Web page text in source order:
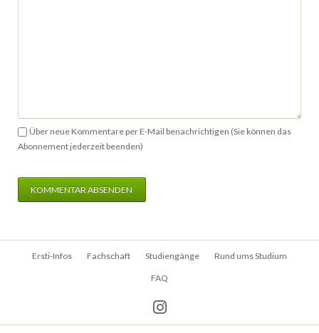
Über neue Kommentare per E-Mail benachrichtigen (Sie können das
Abonnement jederzeit beenden)
KOMMENTAR ABSENDEN
Navigation
Ersti-Infos Fachschaft Studiengänge Rund ums Studium
FAQ